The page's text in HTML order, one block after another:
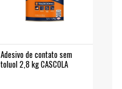
Adesivo de contato sem
toluol 2,8 kg CASCOLA